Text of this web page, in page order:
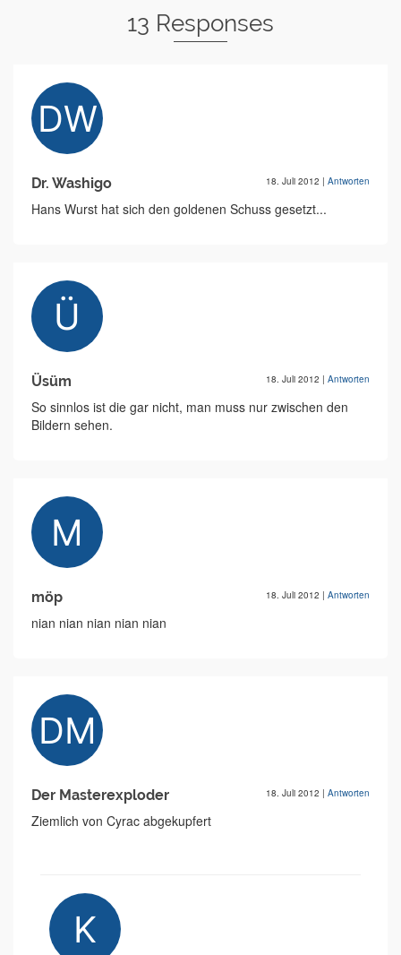
13 Responses
Dr. Washigo 18. Juli 2012 | Antworten
Hans Wurst hat sich den goldenen Schuss gesetzt...
Üsüm 18. Juli 2012 | Antworten
So sinnlos ist die gar nicht, man muss nur zwischen den
Bildern sehen.
möp 18. Juli 2012 | Antworten
nian nian nian nian nian
Der Masterexploder 18. Juli 2012 | Antworten
Ziemlich von Cyrac abgekupfert